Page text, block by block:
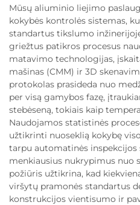
Mūsų aliuminio liejimo
kokybės kontrolės sistemas,
standartus tikslumo
griežtus patikros procesus
matavimo technologijas,
mašinas (CMM) ir 3D
protokolas prasideda nuo
per visą gamybos fazę,
stebėseną, tokiais kaip
Naudojamos statistinės
užtikrinti nuoseklią kokybę
tarpu automatinės
menkiausius nukrypimus nuo
požiūris užtikrina, kad
viršytų pramonės standartus
konstrukcijos vientisumo ir